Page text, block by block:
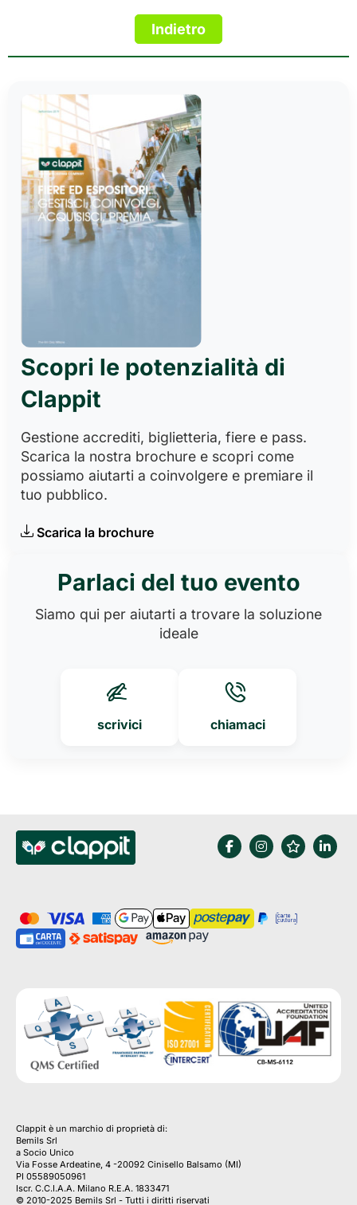
Scopri le potenzialità di
Clappit
Gestione accrediti, biglietteria, fiere e pass.
Scarica la nostra brochure e scopri come
possiamo aiutarti a coinvolgere e premiare il
tuo pubblico.
Scarica la brochure
Parlaci del tuo evento
Siamo qui per aiutarti a trovare la soluzione
ideale
scrivici chiamaci
Clappit è un marchio di proprietà di:
Bemils Srl
a Socio Unico
Via Fosse Ardeatine, 4 -20092 Cinisello Balsamo (MI)
PI 05589050961
Iscr. C.C.I.A.A. Milano R.E.A. 1833471
© 2010-2025 Bemils Srl - Tutti i diritti riservati